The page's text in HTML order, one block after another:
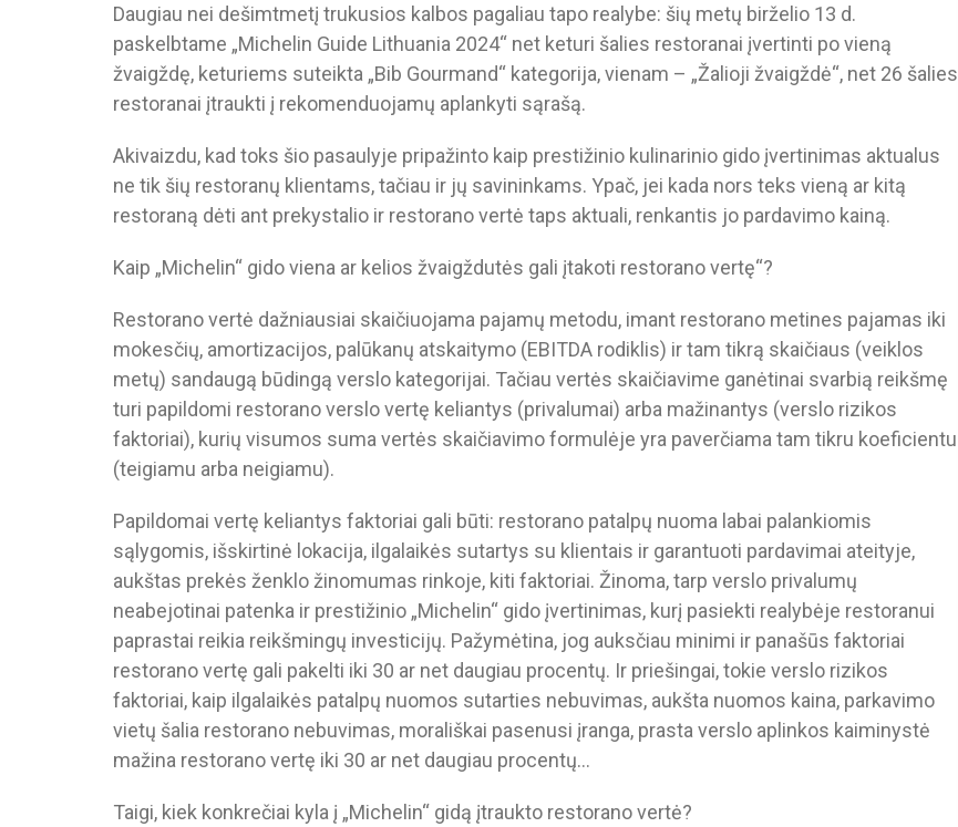
Daugiau nei dešimtmetį trukusios kalbos pagaliau tapo realybe: šių metų birželio 13 d.
paskelbtame „Michelin Guide Lithuania 2024“ net keturi šalies restoranai įvertinti po vieną
žvaigždę, keturiems suteikta „Bib Gourmand“ kategorija, vienam – „Žalioji žvaigždė“, net 26 šalies
restoranai įtraukti į rekomenduojamų aplankyti sąrašą.
Akivaizdu, kad toks šio pasaulyje pripažinto kaip prestižinio kulinarinio gido įvertinimas aktualus
ne tik šių restoranų klientams, tačiau ir jų savininkams. Ypač, jei kada nors teks vieną ar kitą
restoraną dėti ant prekystalio ir restorano vertė taps aktuali, renkantis jo pardavimo kainą.
Kaip „Michelin“ gido viena ar kelios žvaigždutės gali įtakoti restorano vertę“?
Restorano vertė dažniausiai skaičiuojama pajamų metodu, imant restorano metines pajamas iki
mokesčių, amortizacijos, palūkanų atskaitymo (EBITDA rodiklis) ir tam tikrą skaičiaus (veiklos
metų) sandaugą būdingą verslo kategorijai. Tačiau vertės skaičiavime ganėtinai svarbią reikšmę
turi papildomi restorano verslo vertę keliantys (privalumai) arba mažinantys (verslo rizikos
faktoriai), kurių visumos suma vertės skaičiavimo formulėje yra paverčiama tam tikru koeficientu
(teigiamu arba neigiamu).
Papildomai vertę keliantys faktoriai gali būti: restorano patalpų nuoma labai palankiomis
sąlygomis, išskirtinė lokacija, ilgalaikės sutartys su klientais ir garantuoti pardavimai ateityje,
aukštas prekės ženklo žinomumas rinkoje, kiti faktoriai. Žinoma, tarp verslo privalumų
neabejotinai patenka ir prestižinio „Michelin“ gido įvertinimas, kurį pasiekti realybėje restoranui
paprastai reikia reikšmingų investicijų. Pažymėtina, jog auksčiau minimi ir panašūs faktoriai
restorano vertę gali pakelti iki 30 ar net daugiau procentų. Ir priešingai, tokie verslo rizikos
faktoriai, kaip ilgalaikės patalpų nuomos sutarties nebuvimas, aukšta nuomos kaina, parkavimo
vietų šalia restorano nebuvimas, morališkai pasenusi įranga, prasta verslo aplinkos kaiminystė
mažina restorano vertę iki 30 ar net daugiau procentų…
Taigi, kiek konkrečiai kyla į „Michelin“ gidą įtraukto restorano vertė?